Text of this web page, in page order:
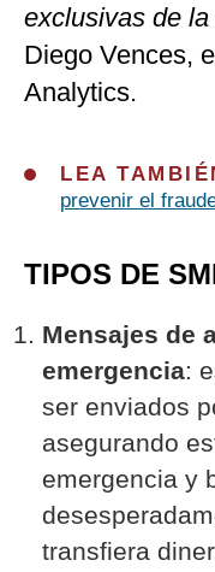
exclusivas de
Diego Vences,
Analytics.
LEA
prevenir el
TIPOS DE
Mensajes de
emergencia:
ser enviados
asegurando
emergencia y
transfiera